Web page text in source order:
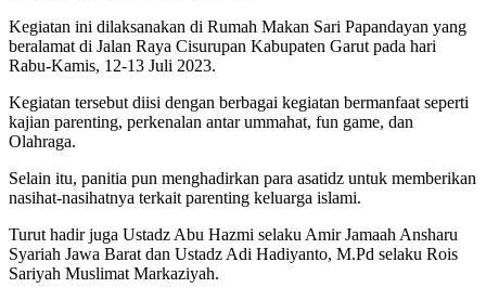
Kegiatan ini dilaksanakan di Rumah Makan Sari Papandayan yang
beralamat di Jalan Raya Cisurupan Kabupaten Garut pada hari
Rabu-Kamis, 12-13 Juli 2023.
Kegiatan tersebut diisi dengan berbagai kegiatan bermanfaat seperti
kajian parenting, perkenalan antar ummahat, fun game, dan
Olahraga.
Selain itu, panitia pun menghadirkan para asatidz untuk memberikan
nasihat-nasihatnya terkait parenting keluarga islami.
Turut hadir juga Ustadz Abu Hazmi selaku Amir Jamaah Ansharu
Syariah Jawa Barat dan Ustadz Adi Hadiyanto, M.Pd selaku Rois
Sariyah Muslimat Markaziyah.